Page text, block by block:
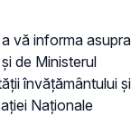
vă informa asupra
de Ministerul
învățământului și
Naționale